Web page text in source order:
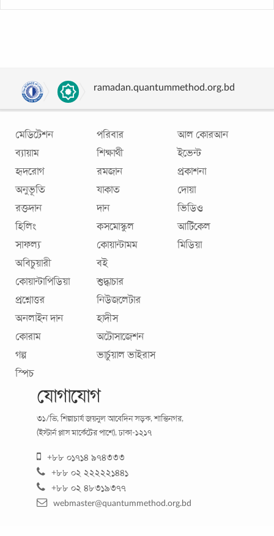
ramadan.quantummethod.org.bd
মেডিটেশন
ব্যায়াম
হৃদরোগ
অনুভূতি
রক্তদান
হিলিং
সাফল্য
পরিবার
শিক্ষার্থী
রমজান
যাকাত
দান
কসমোস্কুল
কোয়ান্টামম
আল কোরআন
ইভেন্ট
প্রকাশনা
দোয়া
ভিডিও
আর্টিকেল
মিডিয়া
অবিচুয়ারী
কোয়ান্টাপিডিয়া
প্রশ্নোত্তর
অনলাইন দান
কোরাম
গল্প
স্পিচ
বই
শুদ্ধাচার
নিউজলেটার
হাদীস
অটোসাজেশন
ভার্চুয়াল ভাইরাস
যোগাযোগ
৩১/ভি, শিল্পাচার্য জয়নুল আবেদিন সড়ক, শান্তিনগর,
(ইস্টার্ন প্লাস মার্কেটের পাশে), ঢাকা-১২১৭
+৮৮ ০১৭১৪ ৯৭৪৩৩৩
+৮৮ ০২ ২২২২২১৪৪১
+৮৮ ০২ ৪৮৩১৯৩৭৭
webmaster@quantummethod.org.bd